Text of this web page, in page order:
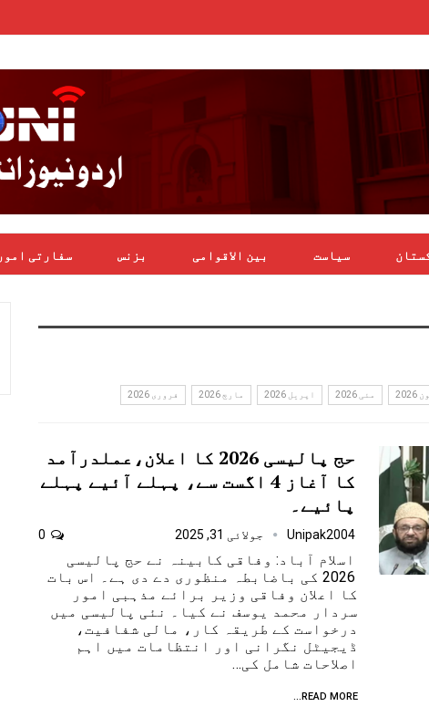
سیاست بین الاقوامی بزنس سفارتی امور
مئی 2026 اپریل 2026 مارچ 2026 فروری 2026
حج پالیسی 2026 کا اعلان،عملدرآمد
کا آغاز 4 اگست سے، پہلے آئیے پہلے
پائیے۔
Unipak2004 جولائی 31, 2025
اسلام آباد: وفاقی کابینہ نے حج پالیسی
2026 کی باضابطہ منظوری دے دی ہے۔ اس بات
کا اعلان وفاقی وزیر برائے مذہبی امور
سردار محمد یوسف نے کیا۔ نئی پالیسی میں
درخواست کے طریقہ کار، مالی شفافیت،
ڈیجیٹل نگرانی اور انتظامات میں اہم
اصلاحات شامل کی…
READ MORE...